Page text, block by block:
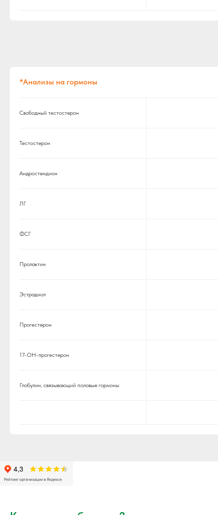
*Анализы на гормоны
Свободный тестостерон
Тестостерон
Андростендион
ЛГ
ФСГ
Пролактин
Эстрадиол
Прогестерон
17-ОН-прогестерон
Глобулин, связывающий половые гормоны